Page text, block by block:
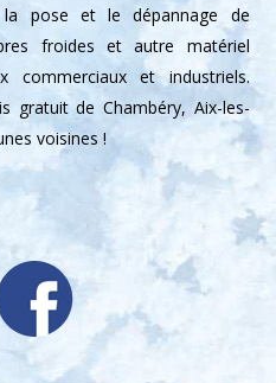
pose et le dépannage de
froides et autre matériel
commerciaux et industriels.
gratuit de Chambéry, Aix-les-
voisines !